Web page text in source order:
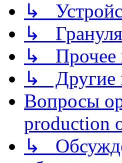
↳
↳
↳ Прочее
↳ Другие
Вопросы
production
↳